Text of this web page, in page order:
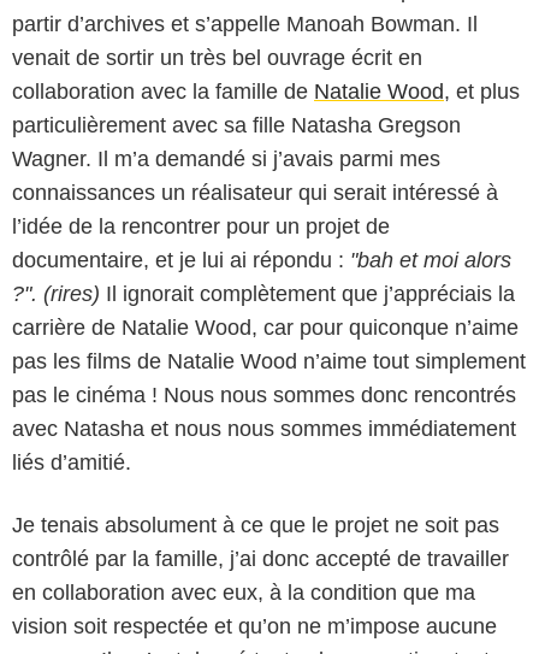
partir d’archives et s’appelle Manoah Bowman. Il
venait de sortir un très bel ouvrage écrit en
collaboration avec la famille de Natalie Wood, et plus
particulièrement avec sa fille Natasha Gregson
Wagner. Il m’a demandé si j’avais parmi mes
connaissances un réalisateur qui serait intéressé à
l’idée de la rencontrer pour un projet de
documentaire, et je lui ai répondu : "bah et moi alors
?". (rires) Il ignorait complètement que j’appréciais la
carrière de Natalie Wood, car pour quiconque n’aime
pas les films de Natalie Wood n’aime tout simplement
pas le cinéma ! Nous nous sommes donc rencontrés
avec Natasha et nous nous sommes immédiatement
liés d’amitié.
Je tenais absolument à ce que le projet ne soit pas
contrôlé par la famille, j’ai donc accepté de travailler
en collaboration avec eux, à la condition que ma
vision soit respectée et qu’on ne m’impose aucune